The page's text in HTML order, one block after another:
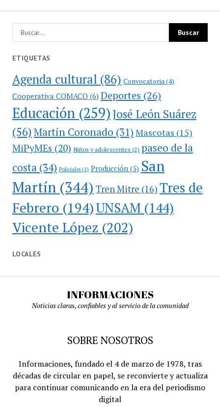
ETIQUETAS
Agenda cultural (86) Convocatoria (4)
Cooperativa COMACO(6) Deportes (26)
Educación(259)José León Suárez
(56)Martín Coronado (31) Mascotas (15)
MiPyMEs (20) Niños y adolescentes (2) paseo de la
costa(34) Policiales(1) Producción(5) San
Martín(344) Tren Mitre (16) Tres de
Febrero (194)UNSAM (144)
Vicente López (202)
LOCALES
INFORMACIONES
Noticias claras, confiables y al servicio de la comunidad
SOBRE NOSOTROS
Informaciones, fundado el 4 de marzo de 1978, tras
décadas de circular en papel, se reconvierte y actualiza
para continuar comunicando en la era del periodismo
digital